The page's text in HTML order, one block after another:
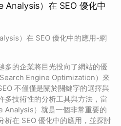
Analysis）在 SEO 優化中
）在 SEO 優化中的應用-網
多的企業將目光投向了網站的優
Engine Optimization）來
不僅僅是關於關鍵字的選擇與
多技術性的分析工具與方法，當
Analysis）就是一個非常重要的
析在 SEO 優化中的應用，並探討